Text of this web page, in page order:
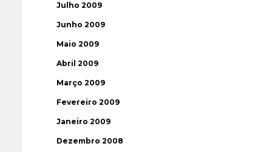
Julho 2009
Junho 2009
Maio 2009
Abril 2009
Março 2009
Fevereiro 2009
Janeiro 2009
Dezembro 2008